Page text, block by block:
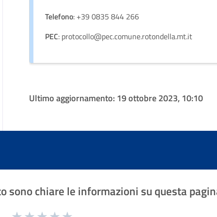
Telefono: +39 0835 844 266
PEC: protocollo@pec.comune.rotondella.mt.it
Ultimo aggiornamento:19 ottobre 2023, 10:10
sono chiare le informazioni su questa
1 a 5 stelle la pagina